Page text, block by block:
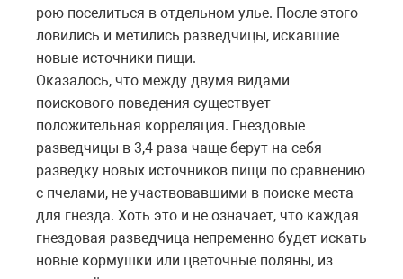
рою поселиться в отдельном улье. После этого
ловились и метились разведчицы, искавшие
новые источники пищи.
Оказалось, что между двумя видами
поискового поведения существует
положительная корреляция. Гнездовые
разведчицы в 3,4 раза чаще берут на себя
разведку новых источников пищи по сравнению
с пчелами, не участвовавшими в поиске места
для гнезда. Хоть это и не означает, что каждая
гнездовая разведчица непременно будет искать
новые кормушки или цветочные поляны, из